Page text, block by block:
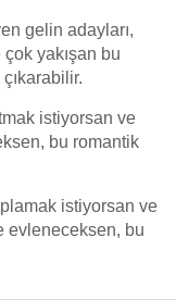
gelin adayları,
yakışan bu
istiyorsan ve
bu romantik
istiyorsan ve
evleneceksen, bu